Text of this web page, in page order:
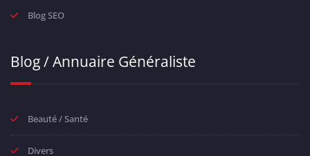
Blog SEO
Blog / Annuaire Généraliste
Beauté / Santé
Divers